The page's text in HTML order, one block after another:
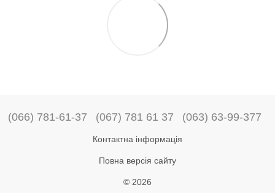
(066) 781-61-37 (067) 781 61 37 (063) 63-99-377
Контактна інформація
Повна версія сайту
© 2026